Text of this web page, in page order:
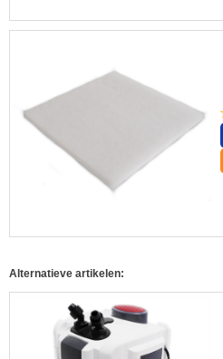
Alternatieve artikelen: